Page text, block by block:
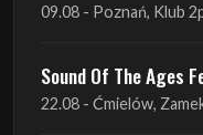
09.08 - Poznań, Klub
Sound Of The Ages
22.08 - Ćmielów,